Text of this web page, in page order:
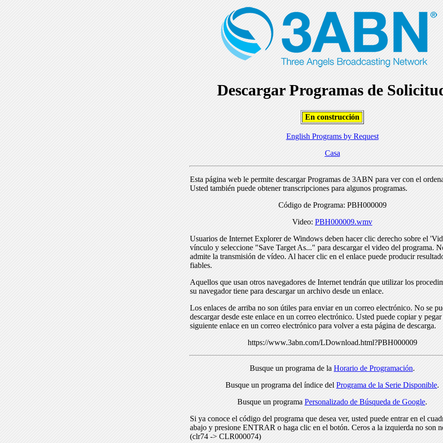
Descargar Programas de
En construcción
English Programs by Request
Casa
Esta página web le permite descargar Programas de 3ABN para ver con el
Usted también puede obtener transcripciones para algunos programas.
Código de Programa: PBH000009
Video: PBH000009.wmv
Usuarios de Internet Explorer de Windows deben hacer clic derecho sobre el
vínculo y seleccione "Save Target As..." para descargar el video del programa.
admite la transmisión de vídeo. Al hacer clic en el enlace puede producir
fiables.
Aquellos que usan otros navegadores de Internet tendrán que utilizar los
su navegador tiene para descargar un archivo desde un enlace.
Los enlaces de arriba no son útiles para enviar en un correo electrónico. No se
descargar desde este enlace en un correo electrónico. Usted puede copiar y pegar
siguiente enlace en un correo electrónico para volver a esta página de descarga.
https://www.3abn.com/LDownload.html?PBH000009
Busque un programa de la Horario de Programación.
Busque un programa del índice del Programa de la Serie Disponible.
Busque un programa Personalizado de Búsqueda de Google.
Si ya conoce el código del programa que desea ver, usted puede entrar en el
abajo y presione ENTRAR o haga clic en el botón. Ceros a la izquierda no son
(clr74 -> CLR000074)